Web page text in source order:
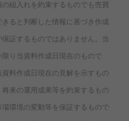
組入れを約束するものでも売買
ると判断した情報に基づき作成
証するものではありません。当
り当資料作成日現在のもので
料作成日現在の見解を示すもの
来の運用成果等を約束するもの
環境の変動等を保証するもので